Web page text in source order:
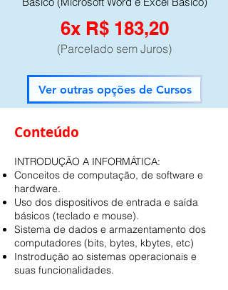
6x R$ 183,20
(Parcelado sem Juros)
Ver outras opções de Cursos
Conteúdo
INTRODUÇÃO A INFORMÁTICA:
Conceitos de computação, de software e
hardware.
Uso dos dispositivos de entrada e saída
básicos (teclado e mouse).
Sistema de dados e armazentamento dos
computadores (bits, bytes, kbytes, etc)
Instrodução ao sistemas operacionais e
suas funcionalidades.